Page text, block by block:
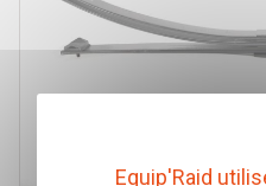
Equip'Raid